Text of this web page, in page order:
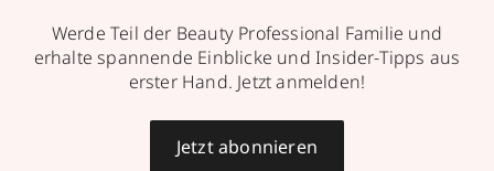
Werde Teil der Beauty Professional Familie und
erhalte spannende Einblicke und Insider-Tipps aus
erster Hand. Jetzt anmelden!
Jetzt abonnieren